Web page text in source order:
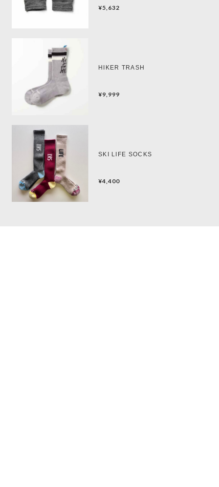
¥5,632
HIKER TRASH
¥9,999
SKI LIFE SOCKS
¥4,400